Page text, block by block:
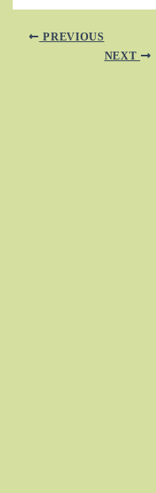
PREVIOUS
NEXT